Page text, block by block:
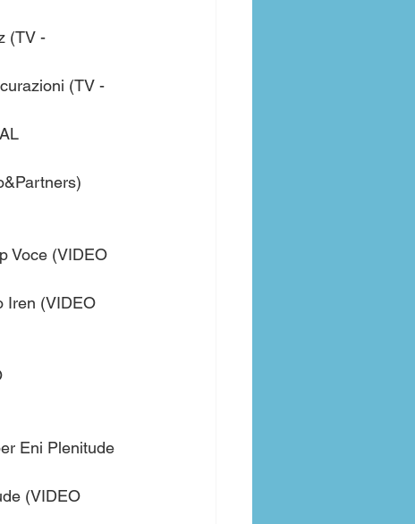
(TV -
(TV -
Voce (VIDEO
Iren (VIDEO
Eni Plenitude
(VIDEO